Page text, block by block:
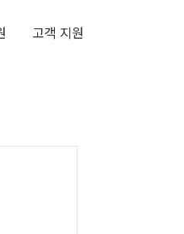
고객 지원